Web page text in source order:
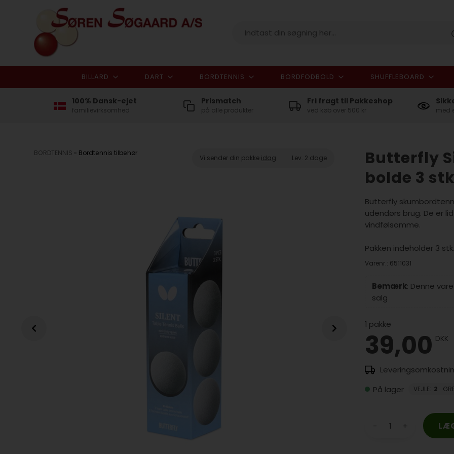
I alt
BILLARD DART BORDTENNIS BORDFODBOLD SHUFFLEBOARD
100% Dansk-ejet
familievirksomhed
Prismatch
på alle produkter
Fri fragt til Pakkeshop
ved køb over 500 kr med
BORDTENNIS » Bordtennis tilbehør
Vi sender din pakke idag Lev. 2 dage
Butterfly
bolde 3
Butterfly
udendørs brug. De er
vindfølsomme.
Pakken indeholder 3
Varenr.: 6511031
Bemærk: Denne
salg
1 pakke
39,00 DKK
På lager VEJLE: 2
- +